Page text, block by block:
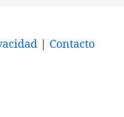
| Contacto